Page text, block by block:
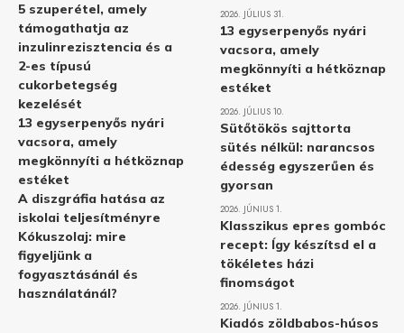
5 szuperétel, amely
támogathatja az
inzulinrezisztencia és a
2-es típusú
cukorbetegség
kezelését
13 egyserpenyős nyári
vacsora, amely
megkönnyíti a hétköznap
estéket
A diszgráfia hatása az
iskolai teljesítményre
Kókuszolaj: mire
figyeljünk a
fogyasztásánál és
használatánál?
2026. JÚLIUS 31.
13 egyserpenyős nyári
vacsora, amely
megkönnyíti a hétköznap
estéket
2026. JÚLIUS 10.
Sütőtökös sajttorta
sütés nélkül: narancsos
édesség egyszerűen és
gyorsan
2026. JÚNIUS 1.
Klasszikus epres gombóc
recept: Így készítsd el a
tökéletes házi
finomságot
2026. JÚNIUS 1.
Kiadós zöldbabos-húsos